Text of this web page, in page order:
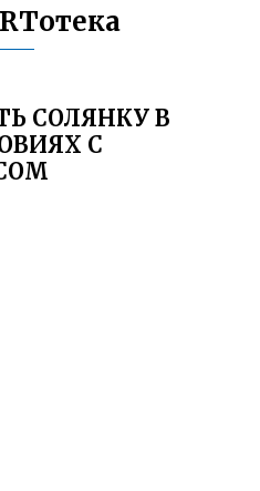
СОЛЯНКУ В
С